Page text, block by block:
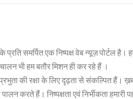
समर्पित एक निष्पक्ष वेब न्यूज़ पोर्टल है।
भी हम बतौर मिशन ही कर रहे हैं ।
की रक्षा के लिए दृढ़ता से संकल्पित हैं।
करते हैं। निष्पक्षता एवं निर्भीकता हमारी